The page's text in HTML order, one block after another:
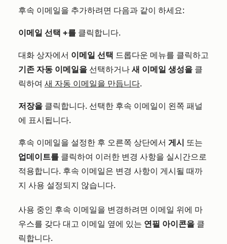
후속 이메일을 추가하려면 다음과 같이 하세요:
이메일 선택 +를 클릭합니다.
대화 상자에서 이메일 선택 드롭다운 메뉴를 클릭하고
기존 자동 이메일을 선택하거나 새 이메일 생성을 클
릭하여 새 자동 이메일을 만듭니다.
저장을 클릭합니다. 선택한 후속 이메일이 왼쪽 패널
에 표시됩니다.
후속 이메일을 설정한 후 오른쪽 상단에서 게시 또는
업데이트를 클릭하여 이러한 변경 사항을 실시간으로
적용합니다. 후속 이메일은 변경 사항이 게시될 때까
지 사용 설정되지 않습니다.
사용 중인 후속 이메일을 변경하려면 이메일 위에 마
우스를 갖다 대고 이메일 옆에 있는 연필 아이콘을 클
릭합니다.